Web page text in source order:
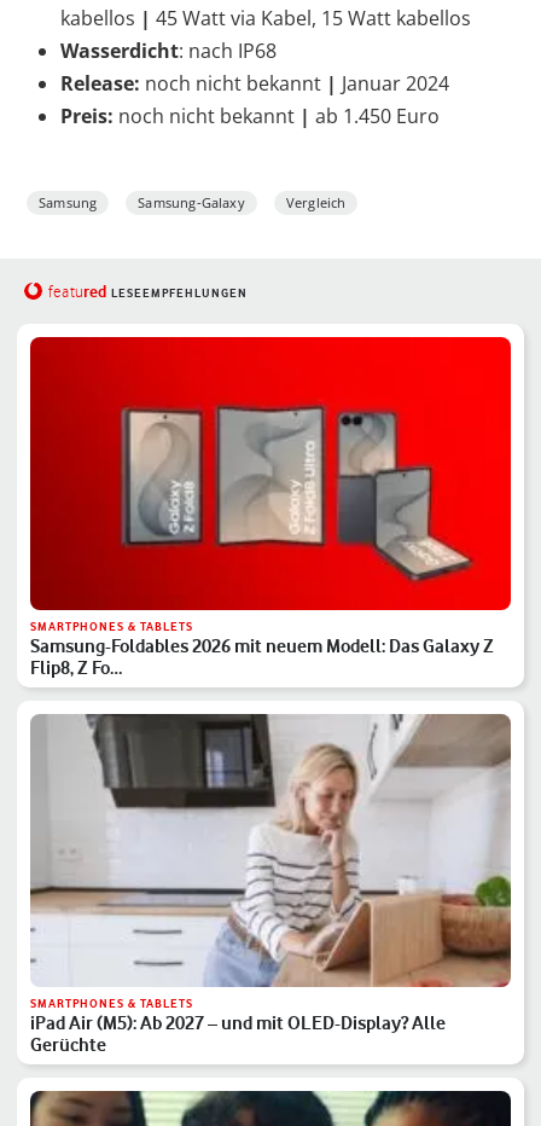
kabellos | 45 Watt via Kabel, 15 Watt kabellos
Wasserdicht: nach IP68
Release: noch nicht bekannt | Januar 2024
Preis: noch nicht bekannt | ab 1.450 Euro
Samsung Samsung-Galaxy Vergleich
featured LESEEMPFEHLUNGEN
SMARTPHONES & TABLETS
Samsung-Foldables 2026 mit neuem Modell: Das Galaxy Z
Flip8, Z Fo…
SMARTPHONES & TABLETS
iPad Air (M5): Ab 2027 – und mit OLED-Display? Alle
Gerüchte